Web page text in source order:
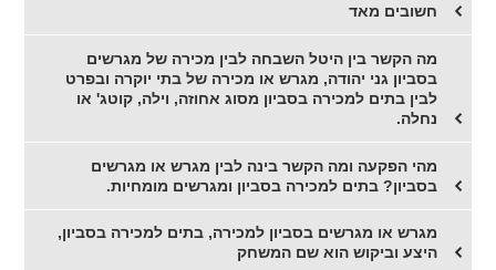
חשובים מאד
מה הקשר בין היטל השבחה לבין מכירה של מגרשים
בסביון גני יהודה, מגרש או מכירה של בתי יוקרה ובפרט
לבין בתים למכירה בסביון מסוג אחוזה, וילה, קוטג' או
נחלה.
מהי הפקעה ומה הקשר בינה לבין מגרש או מגרשים
בסביון? בתים למכירה בסביון ומגרשים מומחיות.
מגרש או מגרשים בסביון למכירה, בתים למכירה בסביון,
היצע וביקוש הוא שם המשחק